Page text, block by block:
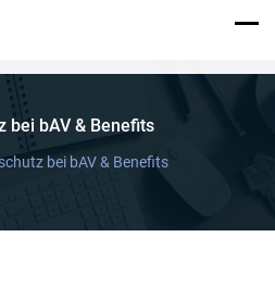
bei bAV & Benefits
bei bAV & Benefits